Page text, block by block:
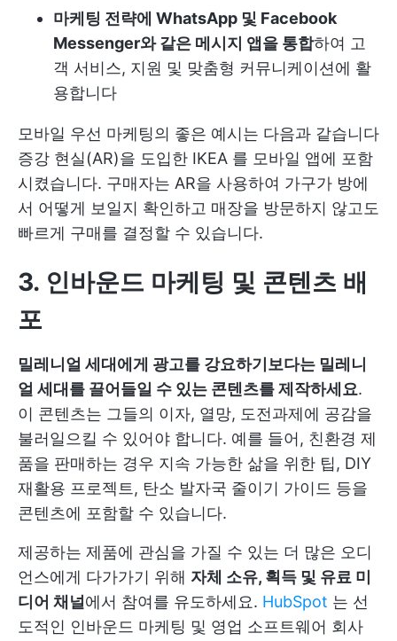
마케팅 전략에 WhatsApp 및 Facebook
Messenger와 같은 메시지 앱을 통합하여 고
객 서비스, 지원 및 맞춤형 커뮤니케이션에 활
용합니다
모바일 우선 마케팅의 좋은 예시는 다음과 같습니다
증강 현실(AR)을 도입한 IKEA 를 모바일 앱에 포함
시켰습니다. 구매자는 AR을 사용하여 가구가 방에
서 어떻게 보일지 확인하고 매장을 방문하지 않고도
빠르게 구매를 결정할 수 있습니다.
3. 인바운드 마케팅 및 콘텐츠 배
포
밀레니얼 세대에게 광고를 강요하기보다는 밀레니
얼 세대를 끌어들일 수 있는 콘텐츠를 제작하세요.
이 콘텐츠는 그들의 이자, 열망, 도전과제에 공감을
불러일으킬 수 있어야 합니다. 예를 들어, 친환경 제
품을 판매하는 경우 지속 가능한 삶을 위한 팁, DIY
재활용 프로젝트, 탄소 발자국 줄이기 가이드 등을
콘텐츠에 포함할 수 있습니다.
제공하는 제품에 관심을 가질 수 있는 더 많은 오디
언스에게 다가가기 위해 자체 소유, 획득 및 유료 미
디어 채널에서 참여를 유도하세요. HubSpot 는 선
도적인 인바운드 마케팅 및 영업 소프트웨어 회사